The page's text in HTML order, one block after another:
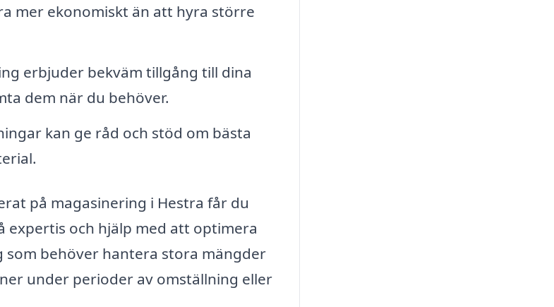
mer ekonomiskt än att hyra större
erbjuder bekväm tillgång till dina
dem när du behöver.
kan ge råd och stöd om bästa
på magasinering i Hestra får du
expertis och hjälp med att optimera
behöver hantera stora mängder
under perioder av omställning eller